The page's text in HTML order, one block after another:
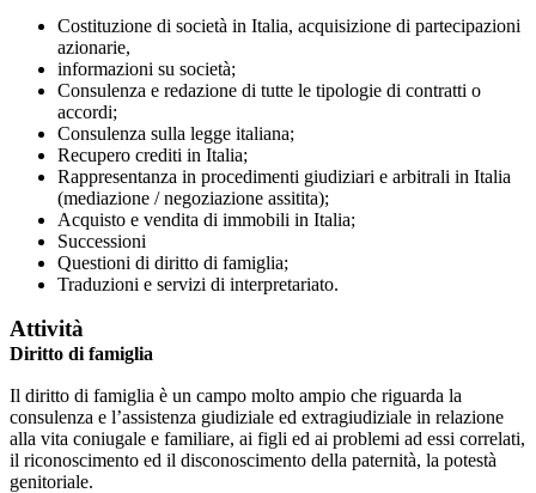
Costituzione di società in Italia, acquisizione di partecipazioni
azionarie,
informazioni su società;
Consulenza e redazione di tutte le tipologie di contratti o
accordi;
Consulenza sulla legge italiana;
Recupero crediti in Italia;
Rappresentanza in procedimenti giudiziari e arbitrali in Italia
(mediazione / negoziazione assitita);
Acquisto e vendita di immobili in Italia;
Successioni
Questioni di diritto di famiglia;
Traduzioni e servizi di interpretariato.
Attività
Diritto di famiglia
Il diritto di famiglia è un campo molto ampio che riguarda la
consulenza e l’assistenza giudiziale ed extragiudiziale in relazione
alla vita coniugale e familiare, ai figli ed ai problemi ad essi correlati,
il riconoscimento ed il disconoscimento della paternità, la potestà
genitoriale.